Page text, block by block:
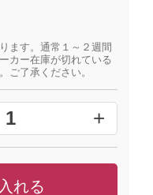
ます。通常１～２週間
カー在庫が切れている
ご了承ください。
1 +
れる